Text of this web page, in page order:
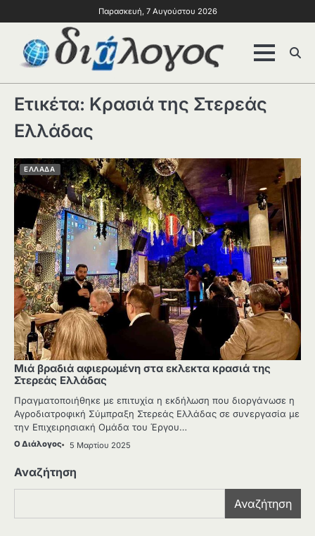
Παρασκευή, 7 Αυγούστου 2026
Ετικέτα: Κρασιά της Στερεάς
Ελλάδας
ΕΛΛΑΔΑ
Μιά βραδιά αφιερωμένη στα εκλεκτα κρασιά της
Στερεάς Ελλάδας
Πραγματοποιήθηκε με επιτυχία η εκδήλωση που διοργάνωσε η
Αγροδιατροφική Σύμπραξη Στερεάς Ελλάδας σε συνεργασία με
την Επιχειρησιακή Ομάδα του Έργου…
Ο Διάλογος 5 Μαρτίου 2025
Αναζήτηση
Αναζήτηση